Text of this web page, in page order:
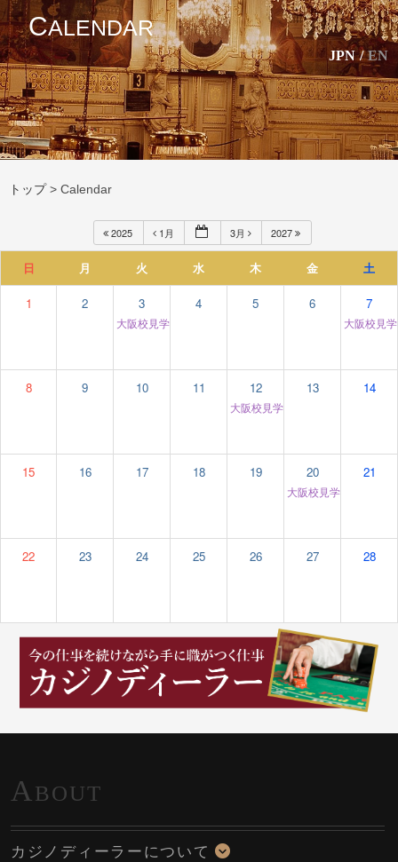
CALENDAR
JPN / EN
トップ> Calendar
2025 1月 3月 2027
日 月 火 水 木 金 土
1 2 3
大阪校見学＆個別相談
4 5 6 7
大阪校見
8 9 10 11 12
大阪校見学＆個別相談
13 14
15 16 17 18 19 20
大阪校見学＆個別相談
21
22 23 24 25 26 27 28
A BOUT
カジノディーラーについて